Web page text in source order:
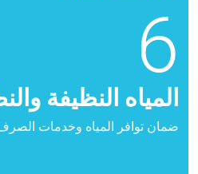
6
المياه النظيفة
ضمان توافر المياه وخدمات